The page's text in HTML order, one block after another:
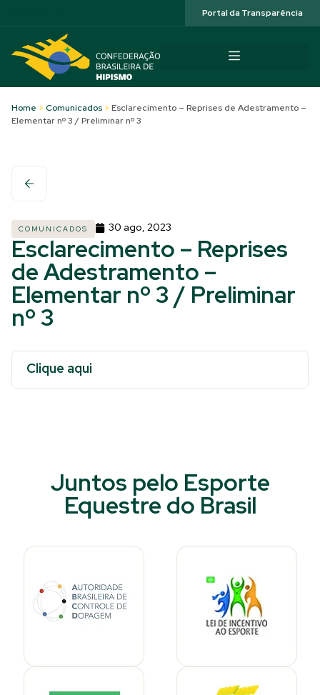
Portal da Transparência
Home > Comunicados > Esclarecimento – Reprises de Adestramento –
Elementar nº 3 / Preliminar nº 3
COMUNICADOS 30 ago, 2023
Esclarecimento – Reprises
de Adestramento –
Elementar nº 3 / Preliminar
nº 3
Clique aqui
Juntos pelo Esporte
Equestre do Brasil